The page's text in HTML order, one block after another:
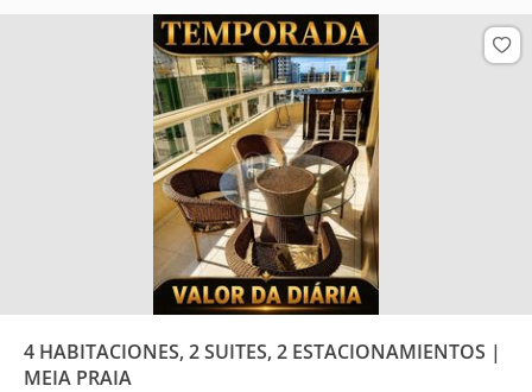
4 HABITACIONES, 2 SUITES, 2 ESTACIONAMIENTOS |
MEIA PRAIA